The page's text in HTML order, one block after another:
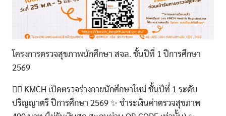
โครงการตรวจสุขภาพนักศึกษา สจล. ชั้นปีที่ 1 ปีการศึกษา
2569
👉🏻 KMCH เปิดตรวจร่างกายนักศึกษาใหม่ ชั้นปีที่ 1 ระดับ
ปริญญาตรี ปีการศึกษา 2569 ✨ ชำระเงินค่าตรวจสุขภาพ